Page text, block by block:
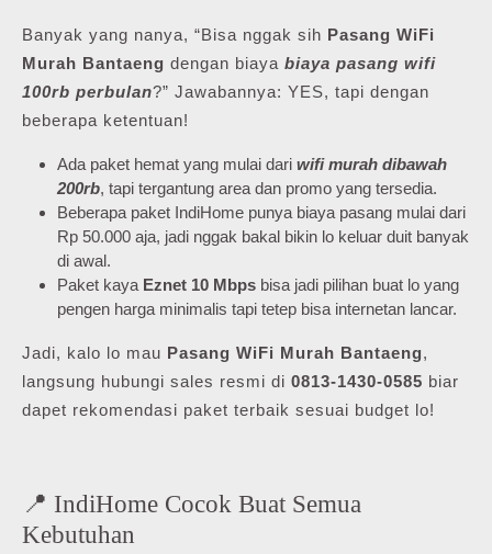
Banyak yang nanya, “Bisa nggak sih Pasang WiFi
Murah Bantaeng dengan biaya biaya pasang wifi
100rb perbulan?” Jawabannya: YES, tapi dengan
beberapa ketentuan!
Ada paket hemat yang mulai dari wifi murah dibawah
200rb, tapi tergantung area dan promo yang tersedia.
Beberapa paket IndiHome punya biaya pasang mulai dari
Rp 50.000 aja, jadi nggak bakal bikin lo keluar duit banyak
di awal.
Paket kaya Eznet 10 Mbps bisa jadi pilihan buat lo yang
pengen harga minimalis tapi tetep bisa internetan lancar.
Jadi, kalo lo mau Pasang WiFi Murah Bantaeng,
langsung hubungi sales resmi di 0813-1430-0585 biar
dapet rekomendasi paket terbaik sesuai budget lo!
📍 IndiHome Cocok Buat Semua
Kebutuhan